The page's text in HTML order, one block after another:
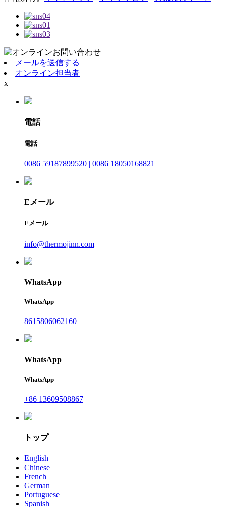
メールを送信する
オンライン担当者
x
電話
電話
0086 59187899520 | 0086 18050168821
Eメール
Eメール
info@thermojinn.com
WhatsApp
WhatsApp
8615806062160
WhatsApp
WhatsApp
+86 13609508867
トップ
English
Chinese
French
German
Portuguese
Spanish